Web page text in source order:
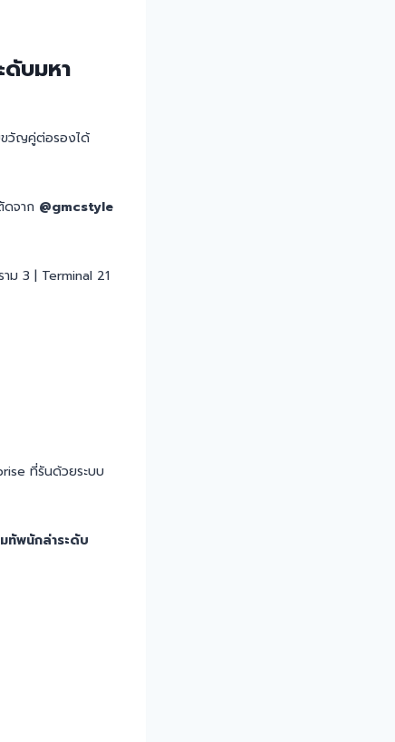
บมหา
ขวัญคู่ต่อรองได้
จาก @gmcstyle
ม 3 | Terminal 21
ที่รันด้วยระบบ
ทัพนักล่าระดับ